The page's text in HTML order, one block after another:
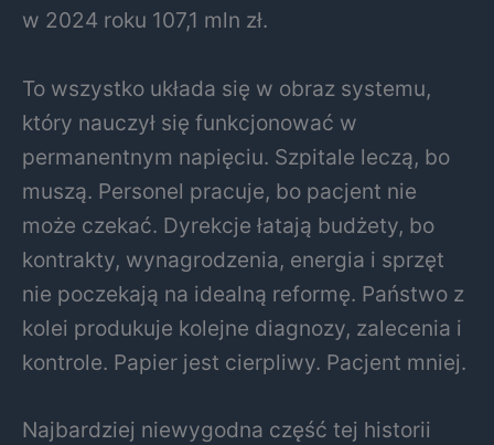
w 2024 roku 107,1 mln zł.
To wszystko układa się w obraz systemu,
który nauczył się funkcjonować w
permanentnym napięciu. Szpitale leczą, bo
muszą. Personel pracuje, bo pacjent nie
może czekać. Dyrekcje łatają budżety, bo
kontrakty, wynagrodzenia, energia i sprzęt
nie poczekają na idealną reformę. Państwo z
kolei produkuje kolejne diagnozy, zalecenia i
kontrole. Papier jest cierpliwy. Pacjent mniej.
Najbardziej niewygodna część tej historii